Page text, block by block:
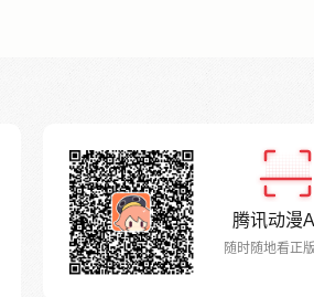
腾讯动漫
随时随地看正